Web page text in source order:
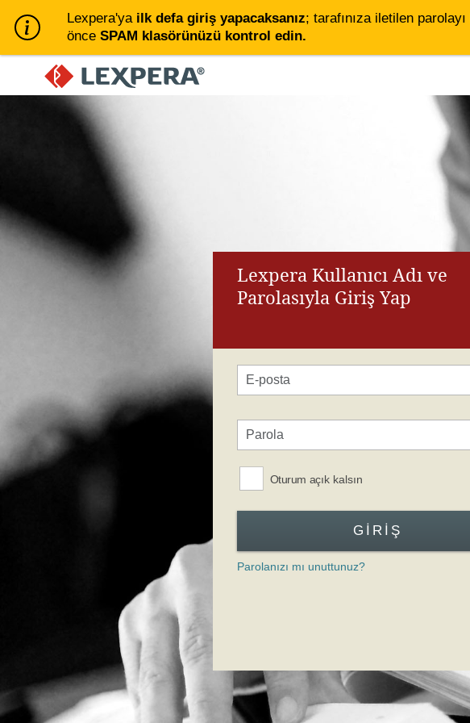
Lexpera'ya ilk defa giriş yapacaksanız; tarafınıza iletilen parolayı
önce SPAM klasörünüzü kontrol edin.
Lexpera Kullanıcı Adı ve
Parolasıyla Giriş Yap
Oturum açık kalsın
GIRIŞ
Parolanızı mı unuttunuz?